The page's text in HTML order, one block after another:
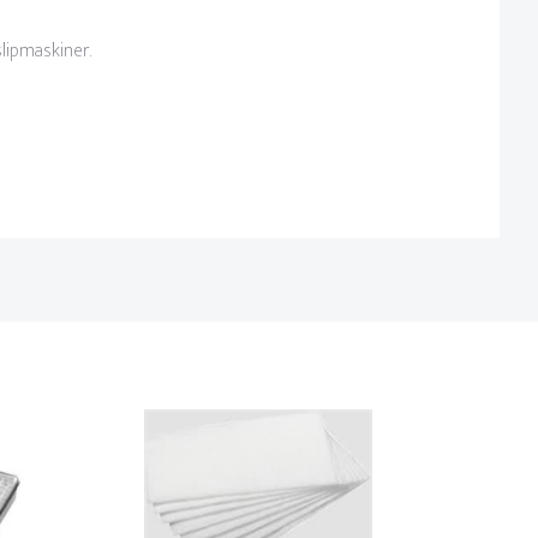
10 gånger mer smuts ur luften, eller med andra